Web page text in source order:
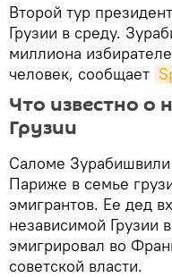
Второй тур
Грузии в среду.
миллиона
человек, сообщает
Что известно о
Грузии
Саломе
Париже в семье
эмигрантов. Ее дед
независимой Грузии
эмигрировал во
советской власти.